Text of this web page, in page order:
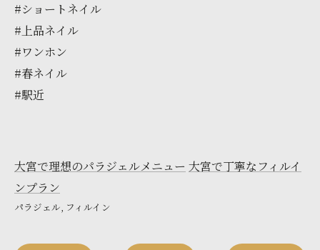
#ショートネイル
#上品ネイル
#ワンホン
#春ネイル
#駅近
大宮で理想のパラジェルメニュー 大宮で丁寧なフィルイ
ンプラン
パラジェル フィルイン